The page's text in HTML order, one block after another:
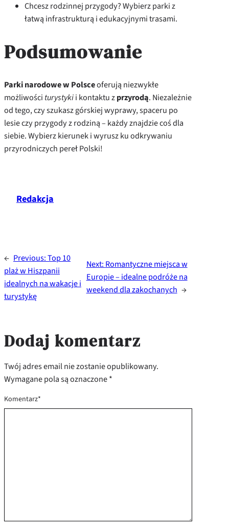
Chcesz rodzinnej przygody? Wybierz parki z
łatwą infrastrukturą i edukacyjnymi trasami.
Podsumowanie
Parki narodowe w Polsceoferują niezwykłe
możliwości turystykii kontaktu zprzyrodą. Niezależnie
od tego, czy szukasz górskiej wyprawy, spaceru po
lesie czy przygody z rodziną – każdy znajdzie coś dla
siebie. Wybierz kierunek i wyrusz ku odkrywaniu
przyrodniczych pereł Polski!
Redakcja
← Previous:Top 10
plaż w Hiszpanii
idealnych na wakacje i
turystykę
Next: Romantyczne miejsca w
Europie – idealne podróże na
weekend dla zakochanych →
Dodaj komentarz
Twój adres email nie zostanie opublikowany.
Wymagane pola są oznaczone*
Komentarz*